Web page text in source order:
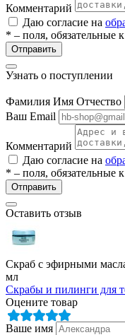
Комментарий
Даю согласие на
* – поля, обязательные
Отправить
Узнать о поступлении
Фамилия Имя Отчество
Ваш Email
Комментарий
Даю согласие на
* – поля, обязательные
Отправить
Оставить отзыв
Скраб с эфирными
мл
Скрабы и пилинги для
Оцените товар
Ваше имя